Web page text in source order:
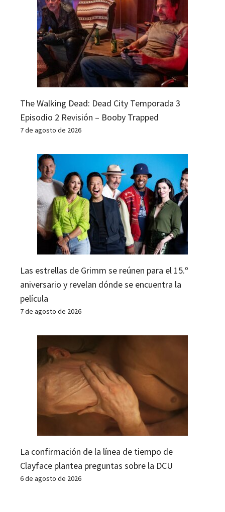
The Walking Dead: Dead City Temporada 3
Episodio 2 Revisión – Booby Trapped
7 de agosto de 2026
Las estrellas de Grimm se reúnen para el 15.º
aniversario y revelan dónde se encuentra la
película
7 de agosto de 2026
La confirmación de la línea de tiempo de
Clayface plantea preguntas sobre la DCU
6 de agosto de 2026